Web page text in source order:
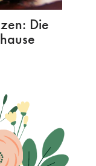
Die